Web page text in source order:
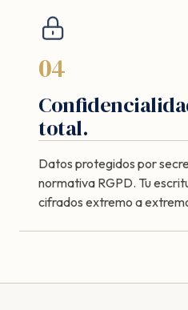
04
total.
Datos protegidos por
normativa RGPD. Tu
cifrados extremo a